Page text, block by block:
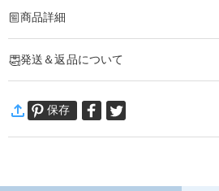
商品詳細
可愛い！！！と喜んで頂けるギフトです。
美しいお花と変わらない気持ちを刻印し見る
友人、恋人、家族のプレゼントにも適用してい
リジナルインテリアとしても大人気です！
スイッチを入れると、とても夢のような柔らか
発送＆返品について
万一、ご注文商品にご満足いただけない
保存